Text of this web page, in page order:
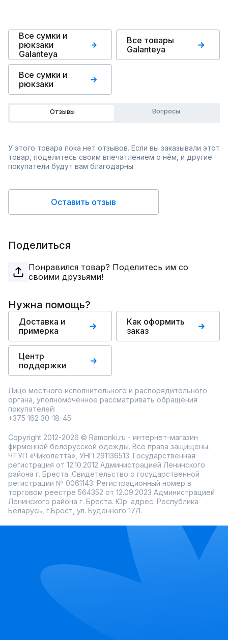
Все сумки и
рюкзаки
Galanteya
Все товары
Galanteya
Все сумки и
рюкзаки
Отзывы Вопросы
У этого товара пока нет отзывов. Если вы заказывали этот
товар, поделитесь своим впечатлением о нём, и другие
покупатели будут вам благодарны.
Оставить отзыв
Поделиться
Понравился товар? Поделитесь им со
своими друзьями!
Нужна помощь?
Доставка и
примерка
Как оформить
заказ
Центр
поддержки
Лицо местного исполнительного и распорядительного
органа, уполномоченное рассматривать обращения
покупателей:
+375 162 30-18-45
Copyright 2012-2026 © Ramonki.ru - интернет-магазин
фирменной белорусской одежды. Все права защищены.
ЧТУП «Чиколетта», УНП 291136513. Государственная
регистрация от 12.10.2012 Администрацией Ленинского
района г. Бреста. Свидетельство о государственной
регистрации № 0061143. Регистрационный номер в
торговом реестре 564352 от 12.09.2023 Администрацией
Ленинского района г. Бреста. Юр. адрес: Республика
Беларусь, г.Брест, ул. Буденного 17/1.